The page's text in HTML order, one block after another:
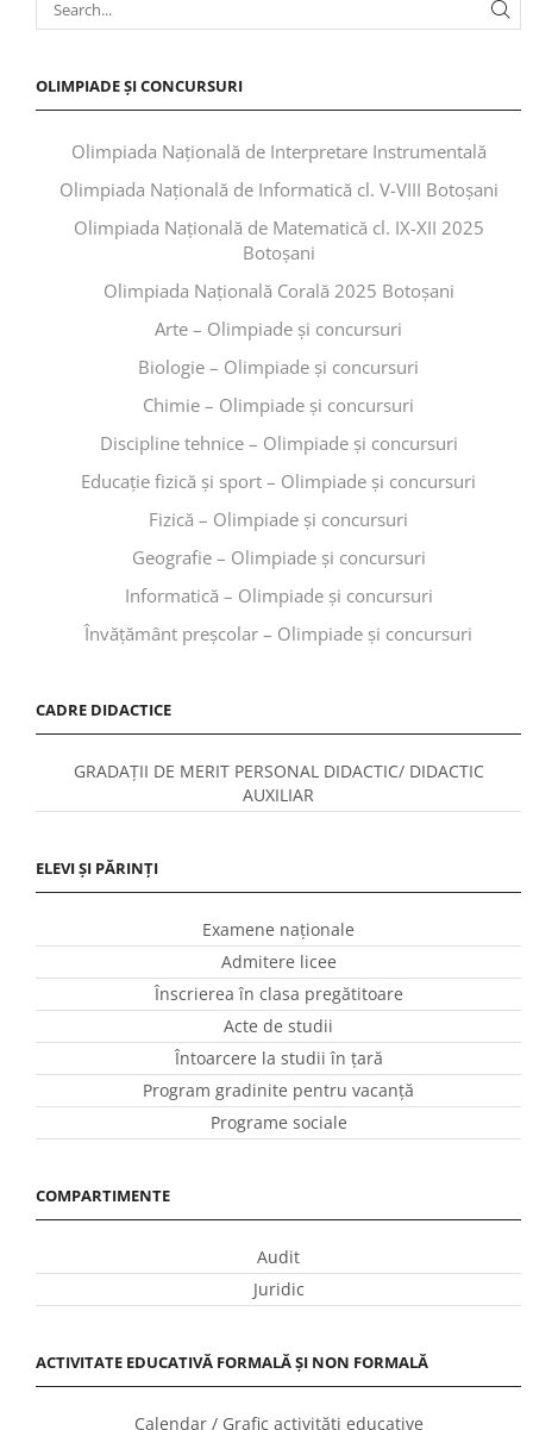
OLIMPIADE ȘI CONCURSURI
Olimpiada Națională de Interpretare Instrumentală
Olimpiada Națională de Informatică cl. V-VIII Botoșani
Olimpiada Națională de Matematică cl. IX-XII 2025
Botoșani
Olimpiada Națională Corală 2025 Botoșani
Arte – Olimpiade și concursuri
Biologie – Olimpiade și concursuri
Chimie – Olimpiade și concursuri
Discipline tehnice – Olimpiade și concursuri
Educaţie fizică şi sport – Olimpiade și concursuri
Fizică – Olimpiade și concursuri
Geografie – Olimpiade și concursuri
Informatică – Olimpiade și concursuri
Învăţământ preşcolar – Olimpiade și concursuri
CADRE DIDACTICE
GRADAȚII DE MERIT PERSONAL DIDACTIC/ DIDACTIC
AUXILIAR
ELEVI ȘI PĂRINȚI
Examene naționale
Admitere licee
Înscrierea în clasa pregătitoare
Acte de studii
Întoarcere la studii în ţară
Program gradinite pentru vacanţă
Programe sociale
COMPARTIMENTE
Audit
Juridic
ACTIVITATE EDUCATIVĂ FORMALĂ ȘI NON FORMALĂ
Calendar / Grafic activităţi educative